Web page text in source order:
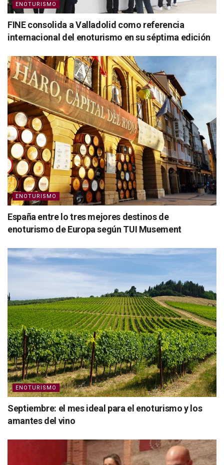
ENOTURISMO
FINE consolida a Valladolid como referencia
internacional del enoturismo en su séptima edición
ENOTURISMO
España entre lo tres mejores destinos de
enoturismo de Europa según TUI Musement
ENOTURISMO
Septiembre: el mes ideal para el enoturismo y los
amantes del vino